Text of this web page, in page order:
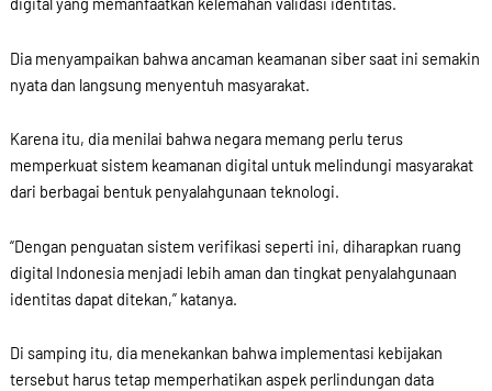
Dia menyampaikan bahwa ancaman keamanan siber saat ini semakin
nyata dan langsung menyentuh masyarakat.
Karena itu, dia menilai bahwa negara memang perlu terus
memperkuat sistem keamanan digital untuk melindungi masyarakat
dari berbagai bentuk penyalahgunaan teknologi.
“Dengan penguatan sistem verifikasi seperti ini, diharapkan ruang
digital Indonesia menjadi lebih aman dan tingkat penyalahgunaan
identitas dapat ditekan,” katanya.
Di samping itu, dia menekankan bahwa implementasi kebijakan
tersebut harus tetap memperhatikan aspek perlindungan data